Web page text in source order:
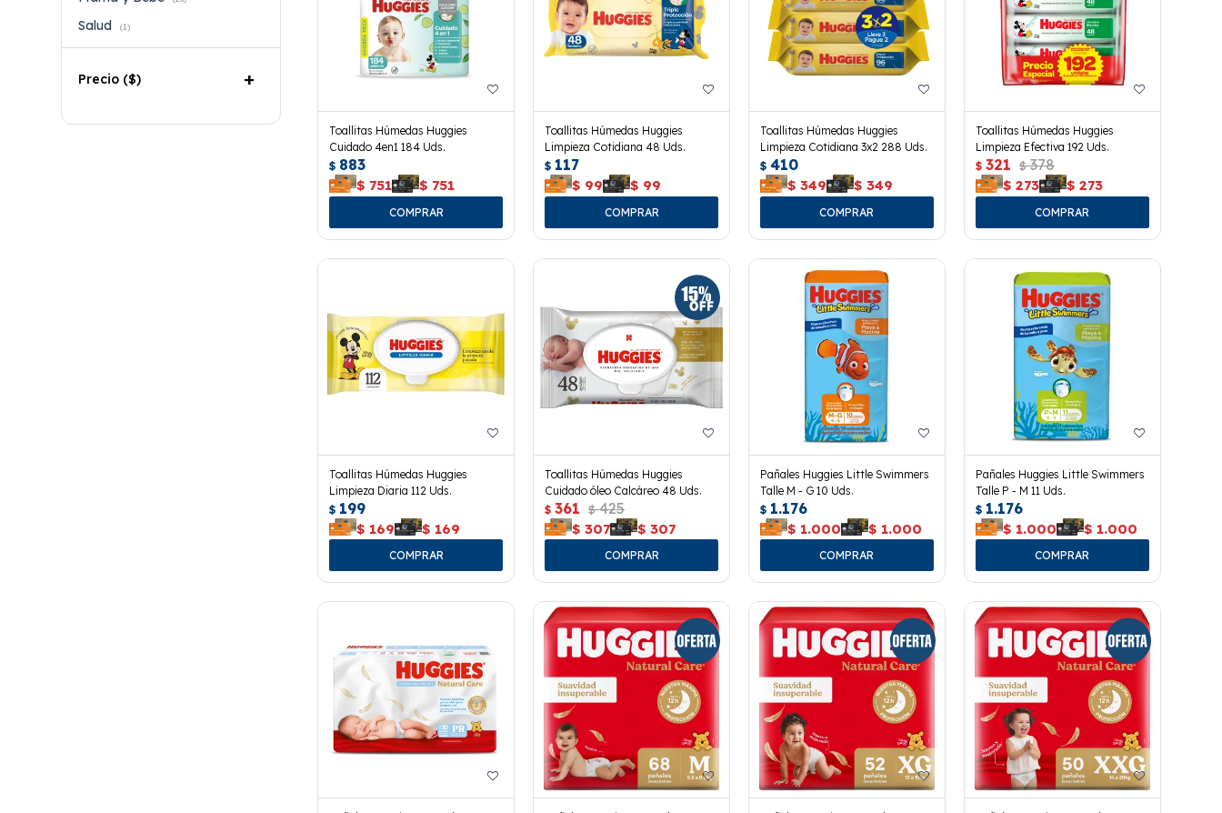
Toallitas Húmedas Huggies
Cuidado 4en1 184 Uds.
$ 883
$ 751 $ 751
Toallitas Húmedas Huggies
Limpieza Cotidiana 48 Uds.
$ 117
$ 99 $ 99
Toallitas Húmedas Huggies
Limpieza Cotidiana 3x2 288 Uds.
$ 410
$ 349 $ 349
Toallitas Húmedas Huggies
Limpieza Efectiva 192 Uds.
$ 321 $ 378
$ 273 $ 273
Toallitas Húmedas Huggies
Limpieza Diaria 112 Uds.
$ 199
$ 169 $ 169
Toallitas Húmedas Huggies
Cuidado óleo Calcáreo 48 Uds.
$ 361 $ 425
$ 307 $ 307
Pañales Huggies Little Swimmers
Talle M - G 10 Uds.
$ 1.176
$ 1.000 $ 1.000
Pañales Huggies Little Swimmers
Talle P - M 11 Uds.
$ 1.176
$ 1.000 $ 1.000
Salud (1)
Precio ($)